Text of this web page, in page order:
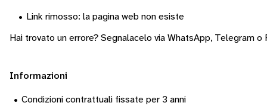
• Link rimosso: la pagina web non esiste
Hai trovato un errore? Segnalacelo via WhatsApp, Telegram o
Informazioni
• Condizioni contrattuali fissate per 3 anni